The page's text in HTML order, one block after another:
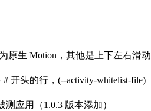
原生 Motion，其他是上下左右滑动
开头的行，(--activity-whitelist-file)
应用（1.0.3 版本添加）